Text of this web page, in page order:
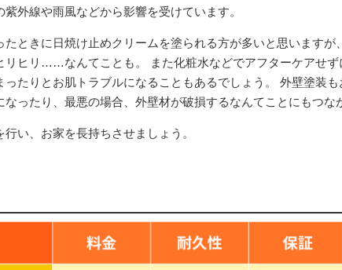
外線や雨風などから影響を受けています。
たときに日焼け止めクリームを塗られる方が多いと思いますが
リヒリ……なんてことも。 また化粧水などでアフターケアせず
ったりとお肌トラブルになることもあるでしょう。 外壁塗装
ったり、最悪の場合、外壁材が破損するなんてことにもつな
い、お家を長持ちさせましょう。